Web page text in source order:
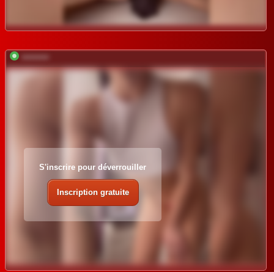
S'inscrire pour déverrouiller
Inscription gratuite